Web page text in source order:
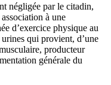
négligée par le citadin,
à une
d’exercice physique au
qui provient, d’une
producteur
générale du